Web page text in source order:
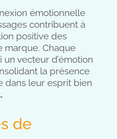
émotionnelle
contribuent à
positive des
marque. Chaque
vecteur d’émotion
la présence
dans leur esprit bien
de